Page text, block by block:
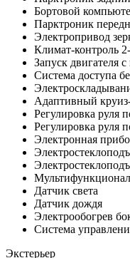
Бортовой
Парктроник
Электропривод
Климат-контроль
Запуск двигателя
Система доступа
Адаптивный
Регулировка руля
Регулировка руля
Электронная
Датчик света
Датчик дождя
Электрообогрев
Система
Экстерьер